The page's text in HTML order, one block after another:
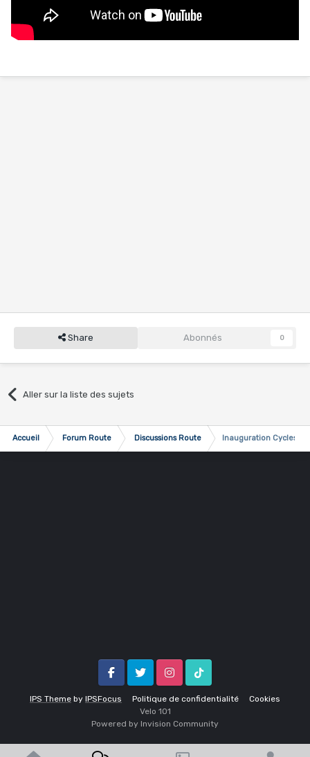
Share Abonnés 0
Aller sur la liste des sujets
Accueil Forum Route Discussions Route Inauguration Cycles
IPS Theme by IPSFocus Politique de confidentialité Cookies
FacebookTwitter InstagramTik Tok
Velo 1O1
Powered by Invision Community